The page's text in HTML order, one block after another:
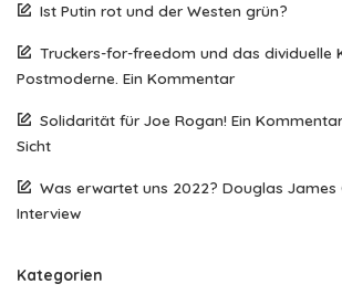
Ist Putin rot und der Westen grün?
Truckers-for-freedom und das dividuelle
Postmoderne. Ein Kommentar
Solidarität für Joe Rogan! Ein
Sicht
Was erwartet uns 2022? Douglas James
Interview
Kategorien